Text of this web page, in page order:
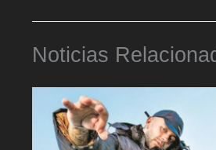
Noticias